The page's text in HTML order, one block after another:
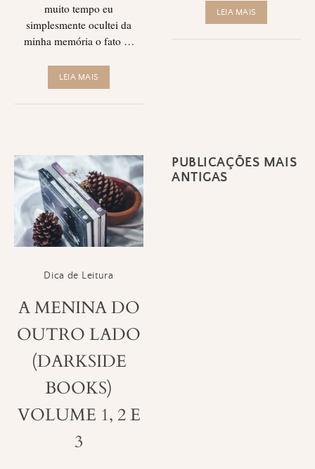
muito tempo eu
simplesmente ocultei da
minha memória o fato …
LEIA MAIS
LEIA MAIS
Dica de Leitura
A MENINA DO
OUTRO LADO
(DARKSIDE
BOOKS)
VOLUME 1, 2 E
3
Navegação
PUBLICAÇÕES MAIS
ANTIGAS